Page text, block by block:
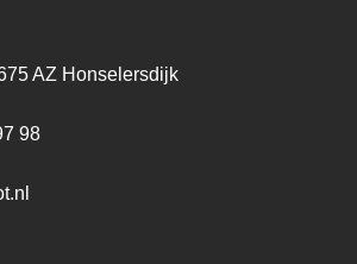
AZ Honselersdijk
98